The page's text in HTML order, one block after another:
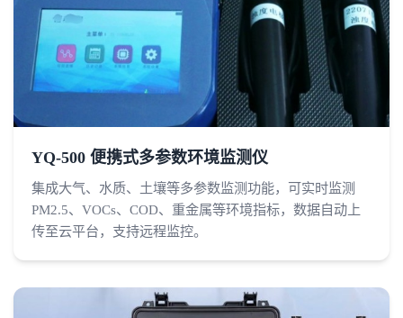
YQ-500 便携式多参数环境监测仪
集成大气、水质、土壤等多参数监测功能，可实时监测
PM2.5、VOCs、COD、重金属等环境指标，数据自动上
传至云平台，支持远程监控。